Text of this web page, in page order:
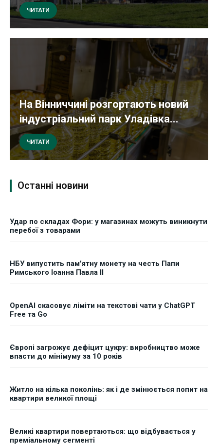
ЧИТАТИ
На Вінниччині розгортають новий
індустріальний парк Уладівка...
ЧИТАТИ
Останні новини
Удар по складах Фори: у магазинах можуть виникнути
перебої з товарами
НБУ випустить пам'ятну монету на честь Папи
Римського Іоанна Павла II
OpenAI скасовує ліміти на текстові чати у ChatGPT
Free та Go
Європі загрожує дефіцит цукру: виробництво може
впасти до мінімуму за 10 років
Житло на кілька поколінь: як і де змінюється попит на
квартири великої площі
Великі квартири повертаються: що відбувається у
преміальному сегменті